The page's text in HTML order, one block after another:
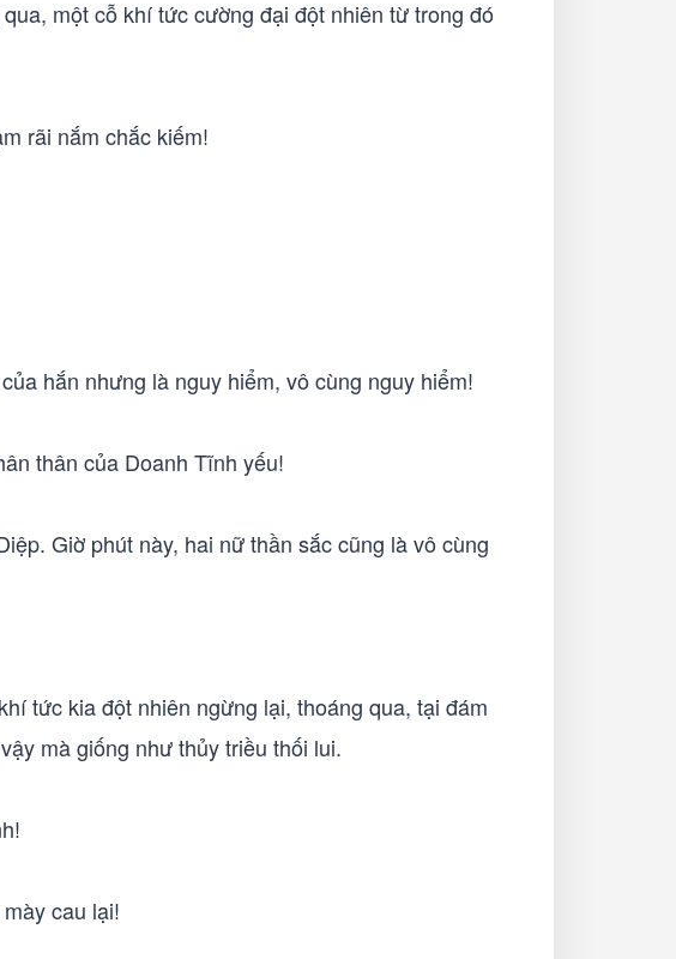
một cỗ khí tức cường đại đột nhiên từ trong đó
rãi nắm chắc kiếm!
hắn nhưng là nguy hiểm, vô cùng nguy hiểm!
thân của Doanh Tĩnh yếu!
Giờ phút này, hai nữ thần sắc cũng là vô cùng
tức kia đột nhiên ngừng lại, thoáng qua, tại đám
mà giống như thủy triều thối lui.
cau lại!